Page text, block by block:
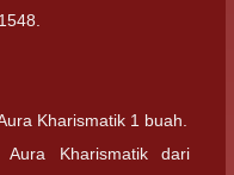
Kharismatik 1 buah.
Kharismatik dari